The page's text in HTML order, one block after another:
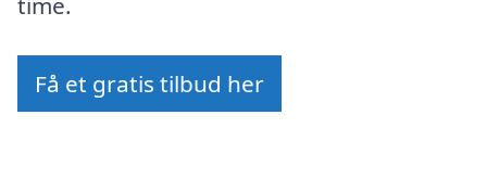
Få et gratis tilbud her